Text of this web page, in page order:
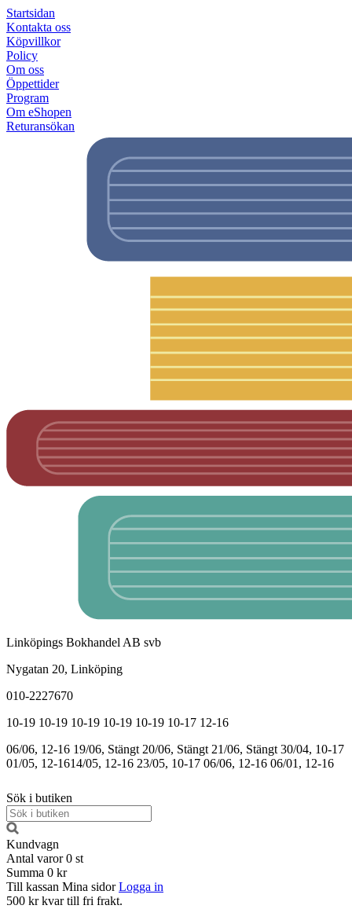
Startsidan
Kontakta oss
Köpvillkor
Policy
Om oss
Öppettider
Program
Om eShopen
Returansökan
Linköpings Bokhandel AB svb
Nygatan 20, Linköping
010-2227670
10-19 10-19 10-19 10-19 10-19 10-17 12-16
06/06, 12-16 19/06, Stängt 20/06, Stängt 21/06, Stängt 30/04, 10-17
01/05, 12-1614/05, 12-16 23/05, 10-17 06/06, 12-16 06/01, 12-16
Sök i butiken
Kundvagn
Antal varor 0 st
Summa 0 kr
Till kassan Mina sidor Logga in
500 kr kvar till fri frakt.